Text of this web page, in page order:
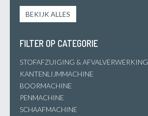
BEKIJK ALLES
FILTER OP CATEGORIE
STOFAFZUIGING & AFVALVERWERKING
KANTENLIJMMACHINE
BOORMACHINE
PENMACHINE
SCHAAFMACHINE